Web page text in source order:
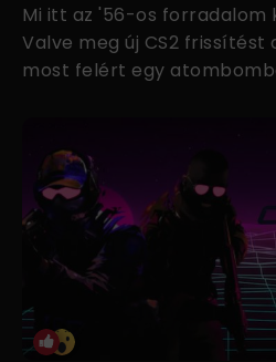
Mi itt az '56-os forradalom
Valve meg új CS2
most felért egy